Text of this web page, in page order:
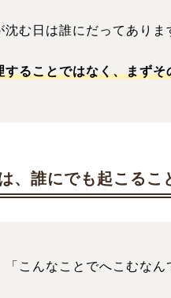
む日は誰にだってありま
することではなく、まず
、誰にでも起こるこ
こんなことでへこむな